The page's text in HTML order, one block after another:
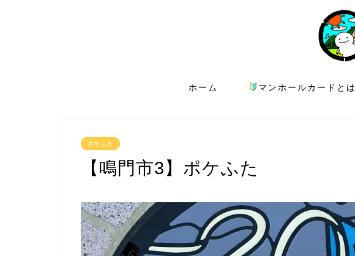
ホーム マンホールカードとは
ポケふた
【鳴門市3】ポケふた